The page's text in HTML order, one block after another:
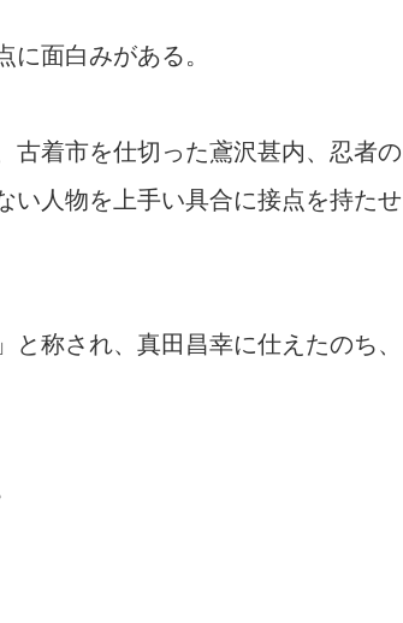
面白みがある。
古着市を仕切った鳶沢甚内、忍者の
い人物を上手い具合に接点を持たせ
称され、真田昌幸に仕えたのち、